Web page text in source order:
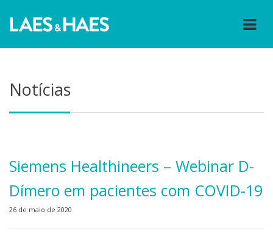
Notícias
Siemens Healthineers – Webinar D-
Dímero em pacientes com COVID-19
26 de maio de 2020